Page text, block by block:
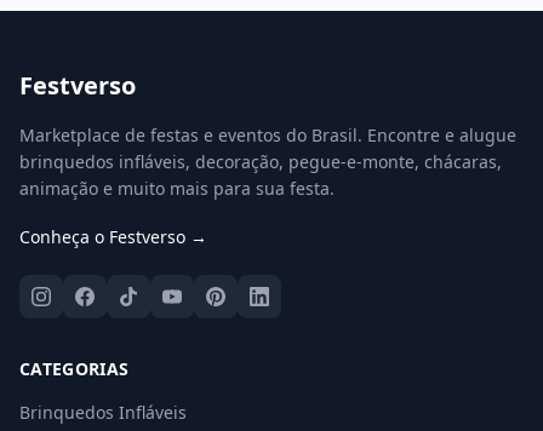
Festverso
Marketplace de festas e eventos do Brasil. Encontre e alugue
brinquedos infláveis, decoração, pegue-e-monte, chácaras,
animação e muito mais para sua festa.
Conheça o Festverso →
CATEGORIAS
Brinquedos Infláveis